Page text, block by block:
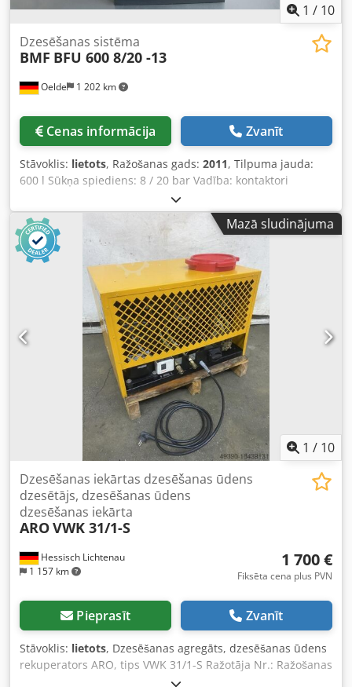
1 / 10
Oelde 1 202 km
Dzesēšanas sistēma
BMF BFU 600 8/20 -13
Cenas informācija Zvanīt
Stāvoklis: lietots, Ražošanas gads: 2011, Tilpuma jauda:
600 l Sūkņa spiediens: 8 / 20 bar Vadība: kontaktori
Kopējais jaudas patēriņš: 7,2 KVA Iekārtas svars apm.: 450
kg Nepieciešamā telpa apm.: 1,8 x 1,5 x 1,9 m Dzesēšanas
šķidruma sistēma BMF - BFU 600 8/20 -13 - no CTX beta 800
V4 - universāli izmantojama Dodjzb N Urepfx Adkjck -
vadāma caur kontaktoriem - iekļauts papīra lentes filtrs -
Sūkņu skaits: 2 - Sūkņu jauda: 0,75 kW, 2.880 apgr./min, Q:
2 m³/h, H: 65,2 m, t: maks. 90°C 4,0 kW, 2.930 apgr./min, Q:
4 m³/h, H: 177,7 m, t: maks. 90°C
Mazā sludinājuma
1 / 10
Hessisch Lichtenau
1 157 km
Dzesēšanas iekārtas dzesēšanas ūdens
dzesētājs, dzesēšanas ūdens
dzesēšanas iekārta
AROVWK 31/1-S
1 700 €
Fiksēta cena plus PVN
Pieprasīt Zvanīt
Stāvoklis: lietots, Dzesēšanas agregāts, dzesēšanas ūdens
rekuperators ARO, tips VWK 31/1-S Ražotāja Nr.: Ražošanas
gads: 2007 Dzesēšanas jauda: 3 500 W Apkārtējās vides